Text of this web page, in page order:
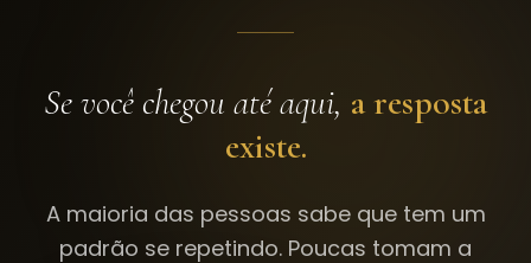
Se você chegou até aqui, a resposta
existe.
A maioria das pessoas sabe que tem um
padrão se repetindo. Poucas tomam a